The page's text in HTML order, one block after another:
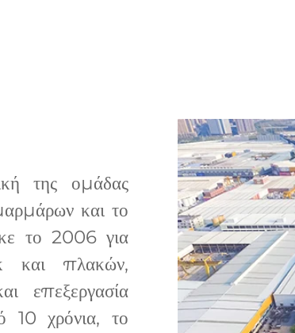
της ομάδας
και το
το 2006 για
και πλακών,
επεξεργασία
χρόνια, το